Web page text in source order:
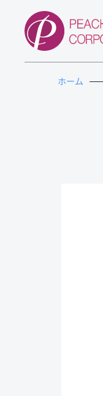
ホーム